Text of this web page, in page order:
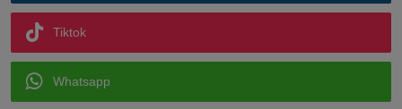
Tiktok
Whatsapp